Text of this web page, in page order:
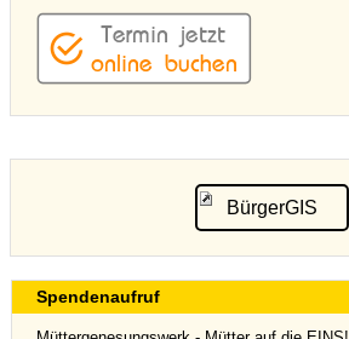
BürgerGIS
Spendenaufruf